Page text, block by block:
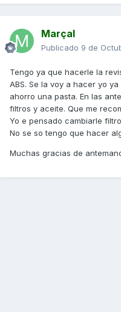
Marçal
Publicado 9 de
Tengo ya que hacerle la
ABS. Se la voy a hacer yo
ahorro una pasta. En las
filtros y aceite. Que me
Yo e pensado cambiarle
No se so tengo que hacer
Muchas gracias de